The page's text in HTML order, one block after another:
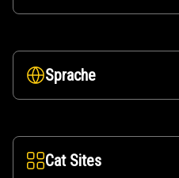
Sprache
Cat Sites